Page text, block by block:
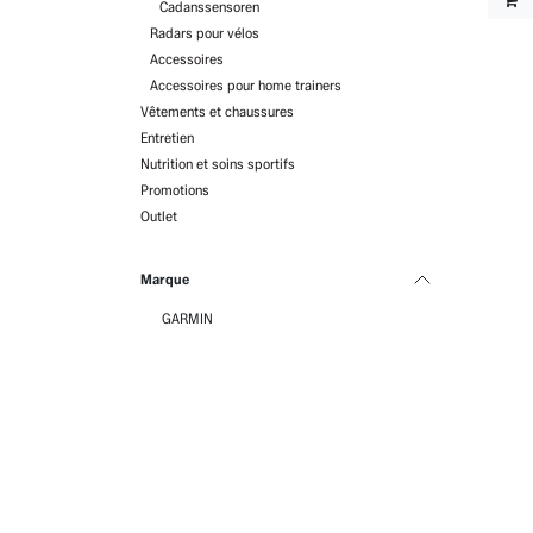
Cadanssensoren
Radars pour vélos
Accessoires
Accessoires pour home trainers
Vêtements et chaussures
Entretien
Nutrition et soins sportifs
Promotions
Outlet
Marque
GARMIN